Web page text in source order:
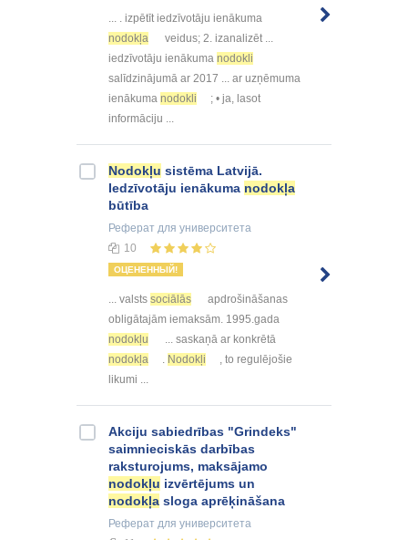
... . izpētīt iedzīvotāju ienākuma
nodokļa
veidus; 2. izanalizēt ...
iedzīvotāju ienākuma nodokli
salīdzinājumā ar 2017 ... ar uzņēmuma
ienākuma nodokli
; • ja, lasot
informāciju ...
Nodokļu sistēma Latvijā.
Iedzīvotāju ienākuma nodokļa
būtība
Реферат для университета
10
ОЦЕНЕННЫЙ!
... valsts sociālās
apdrošināšanas
obligātajām iemaksām. 1995.gada
nodokļu
... saskaņā ar konkrētā
nodokļa
Nodokļi
, to regulējošie
likumi ...
Akciju sabiedrības "Grindeks"
saimnieciskās darbības
raksturojums, maksājamo
nodokļu izvērtējums un
nodokļa sloga aprēķināšana
Реферат для университета